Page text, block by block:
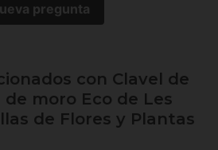
pregunta
con Clavel de
de moro Eco de Les
de Flores y Plantas